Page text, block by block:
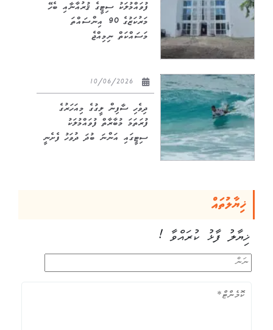
ފުވައްމުލަކު ސިޓީގެ ޤުރުއާނާއި ބެހޭ
މަރުކަޒުގެ 90 އިންސައްތަ
މަސައްކަތް ނިމިއްޖެ
ދިވެހި ސާފިން ލީގުގެ މިއަހަރުގެ
ފުރަތަމަ މުބާރާތް ފުވައްމުލަކު
ސިޓީގައި އަންނަ ބުދަ ދުވަހު ފެށެނީ
ޚިޔާލުތައް
ޚިޔާލު ފާޅު ކުރައްވާ !